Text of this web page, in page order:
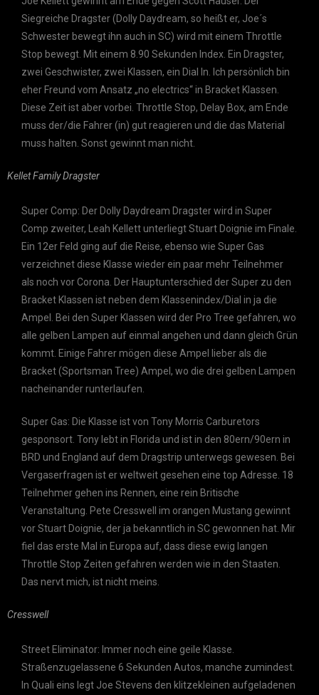
Siegreiche Dragster (Dolly Daydream, so heißt er, Joe´s
Schwester bewegt ihn auch in SC) wird mit einem Throttle
Stop bewegt. Mit einem 8.90 Sekunden Index. Ein Dragster,
zwei Geschwister, zwei Klassen, ein Dial In. Ich persönlich bin
eher Freund vom Ansatz „no electrics“ in Bracket Klassen.
Diese Zeit ist aber vorbei. Throttle Stop, Delay Box, am Ende
muss der/die Fahrer (in) gut reagieren und die das Material
muss halten. Sonst gewinnt man nicht.
Kellet Family Dragster
Super Comp: Der Dolly Daydream Dragster wird in Super
Comp zweiter, Leah Kellett unterliegt Stuart Doignie im Finale.
Ein 12er Feld ging auf die Reise, ebenso wie Super Gas
verzeichnet diese Klasse wieder ein paar mehr Teilnehmer
als noch vor Corona. Der Hauptunterschied der Super zu den
Bracket Klassen ist neben dem Klassenindex/Dial in ja die
Ampel. Bei den Super Klassen wird der Pro Tree gefahren, wo
alle gelben Lampen auf einmal angehen und dann gleich Grün
kommt. Einige Fahrer mögen diese Ampel lieber als die
Bracket (Sportsman Tree) Ampel, wo die drei gelben Lampen
nacheinander runterlaufen.
Super Gas: Die Klasse ist von Tony Morris Carburetors
gesponsort. Tony lebt in Florida und ist in den 80ern/90ern in
BRD und England auf dem Dragstrip unterwegs gewesen. Bei
Vergaserfragen ist er weltweit gesehen eine top Adresse. 18
Teilnehmer gehen ins Rennen, eine rein Britische
Veranstaltung. Pete Cresswell im orangen Mustang gewinnt
vor Stuart Doignie, der ja bekanntlich in SC gewonnen hat. Mir
fiel das erste Mal in Europa auf, dass diese ewig langen
Throttle Stop Zeiten gefahren werden wie in den Staaten.
Das nervt mich, ist nicht meins.
Cresswell
Street Eliminator: Immer noch eine geile Klasse.
Straßenzugelassene 6 Sekunden Autos, manche zumindest.
In Quali eins legt Joe Stevens den klitzekleinen aufgeladenen